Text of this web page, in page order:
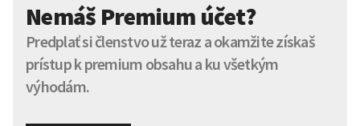
Nemáš Premium účet?
Predplať si členstvo už teraz a okamžite získaš
prístup k premium obsahu a ku všetkým
výhodám.